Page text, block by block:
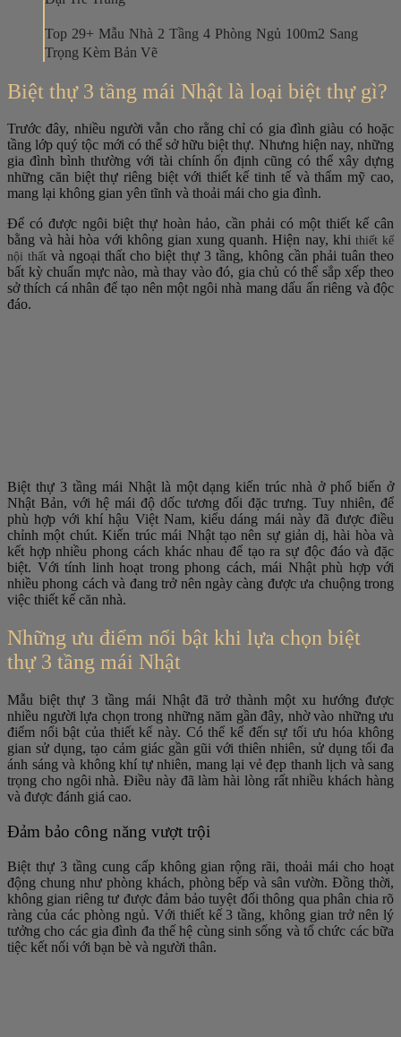
Top 29+ Mẫu Nhà 2 Tầng 4 Phòng Ngủ 100m2 Sang
Trọng Kèm Bản Vẽ
Biệt thự 3 tầng mái Nhật là loại biệt thự gì?
Trước đây, nhiều người vẫn cho rằng chỉ có gia đình giàu có hoặc
tầng lớp quý tộc mới có thể sở hữu biệt thự. Nhưng hiện nay, những
gia đình bình thường với tài chính ổn định cũng có thể xây dựng
những căn biệt thự riêng biệt với thiết kế tinh tế và thẩm mỹ cao,
mang lại không gian yên tĩnh và thoải mái cho gia đình.
Để có được ngôi biệt thự hoàn hảo, cần phải có một thiết kế cân
bằng và hài hòa với không gian xung quanh. Hiện nay, khi thiết kế
nội thất và ngoại thất cho biệt thự 3 tầng, không cần phải tuân theo
bất kỳ chuẩn mực nào, mà thay vào đó, gia chủ có thể sắp xếp theo
sở thích cá nhân để tạo nên một ngôi nhà mang dấu ấn riêng và độc
đáo.
Biệt thự 3 tầng mái Nhật là một dạng kiến trúc nhà ở phổ biến ở
Nhật Bản, với hệ mái độ dốc tương đối đặc trưng. Tuy nhiên, để
phù hợp với khí hậu Việt Nam, kiểu dáng mái này đã được điều
chỉnh một chút. Kiến trúc mái Nhật tạo nên sự giản dị, hài hòa và
kết hợp nhiều phong cách khác nhau để tạo ra sự độc đáo và đặc
biệt. Với tính linh hoạt trong phong cách, mái Nhật phù hợp với
nhiều phong cách và đang trở nên ngày càng được ưa chuộng trong
việc thiết kế căn nhà.
Những ưu điểm nổi bật khi lựa chọn biệt
thự 3 tầng mái Nhật
Mẫu biệt thự 3 tầng mái Nhật đã trở thành một xu hướng được
nhiều người lựa chọn trong những năm gần đây, nhờ vào những ưu
điểm nổi bật của thiết kế này. Có thể kể đến sự tối ưu hóa không
gian sử dụng, tạo cảm giác gần gũi với thiên nhiên, sử dụng tối đa
ánh sáng và không khí tự nhiên, mang lại vẻ đẹp thanh lịch và sang
trọng cho ngôi nhà. Điều này đã làm hài lòng rất nhiều khách hàng
và được đánh giá cao.
Đảm bảo công năng vượt trội
Biệt thự 3 tầng cung cấp không gian rộng rãi, thoải mái cho hoạt
động chung như phòng khách, phòng bếp và sân vườn. Đồng thời,
không gian riêng tư được đảm bảo tuyệt đối thông qua phân chia rõ
ràng của các phòng ngủ. Với thiết kế 3 tầng, không gian trở nên lý
tưởng cho các gia đình đa thế hệ cùng sinh sống và tổ chức các bữa
tiệc kết nối với bạn bè và người thân.